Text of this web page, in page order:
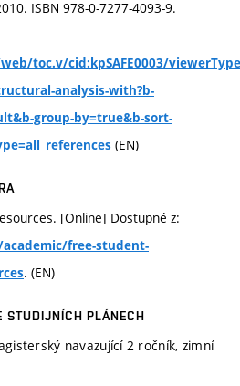
ISBN 978-0-7277-4093-9.
toc.v/cid:kpSAFE0003/
analysis-with?b-
group-by=true&b-sort-
(EN)
[Online] Dostupné z:
free-student-
. (EN)
STUDIJNÍCH PLÁNECH
navazující 2 ročník, zimní